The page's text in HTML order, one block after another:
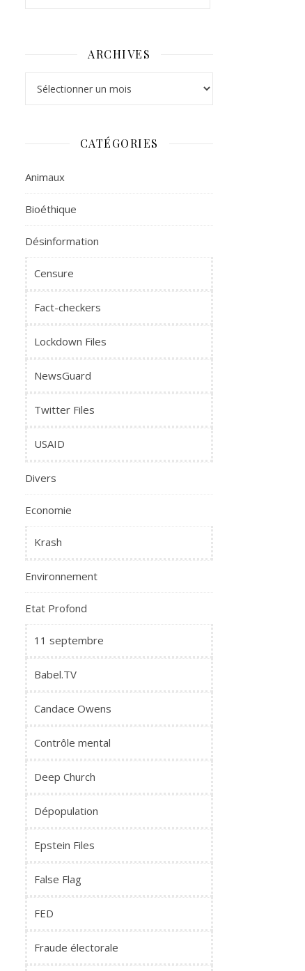
ARCHIVES
CATÉGORIES
Animaux
Bioéthique
Désinformation
Censure
Fact-checkers
Lockdown Files
NewsGuard
Twitter Files
USAID
Divers
Economie
Krash
Environnement
Etat Profond
11 septembre
Babel.TV
Candace Owens
Contrôle mental
Deep Church
Dépopulation
Epstein Files
False Flag
FED
Fraude électorale